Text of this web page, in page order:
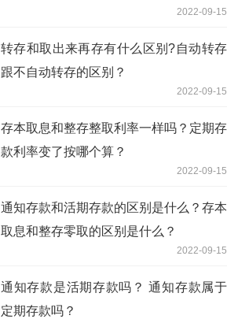
2022-09-15
转存和取出来再存有什么区别?自动转存
跟不自动转存的区别？
2022-09-15
存本取息和整存整取利率一样吗？定期存
款利率变了按哪个算？
2022-09-15
通知存款和活期存款的区别是什么？存本
取息和整存零取的区别是什么？
2022-09-15
通知存款是活期存款吗？ 通知存款属于
定期存款吗？